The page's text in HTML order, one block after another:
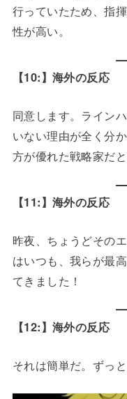
行っていたため、指
性が高い。
【10:】海外の反応
同意します。ライン
いない理由が全く分
方が優れた戦略家だ
【11:】海外の反応
昨夜、ちょうどその
はいつも、我らが最
てきました！
【12:】海外の反応
それは簡単だ。ずっ